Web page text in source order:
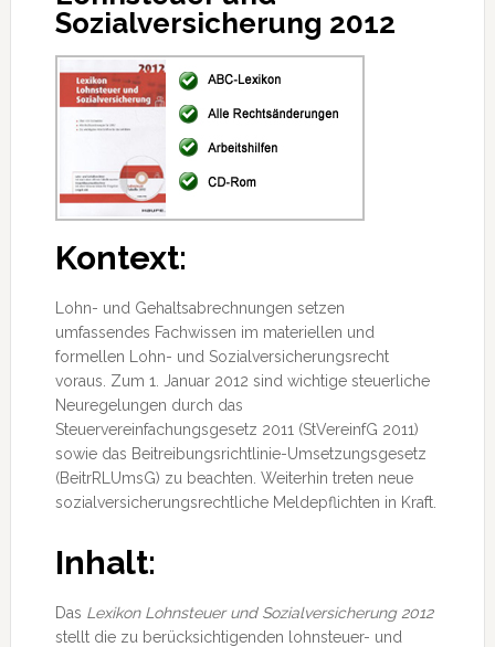
Sozialversicherung 2012
Kontext:
Lohn- und Gehaltsabrechnungen setzen
umfassendes Fachwissen im materiellen und
formellen Lohn- und Sozialversicherungsrecht
voraus. Zum 1. Januar 2012 sind wichtige steuerliche
Neuregelungen durch das
Steuervereinfachungsgesetz 2011 (StVereinfG 2011)
sowiedas Beitreibungsrichtlinie-Umsetzungsgesetz
(BeitrRLUmsG) zu beachten. Weiterhin treten neue
sozialversicherungsrechtliche Meldepflichten in Kraft.
Inhalt:
Das Lexikon Lohnsteuer und Sozialversicherung 2012
stellt die zu berücksichtigenden lohnsteuer- und